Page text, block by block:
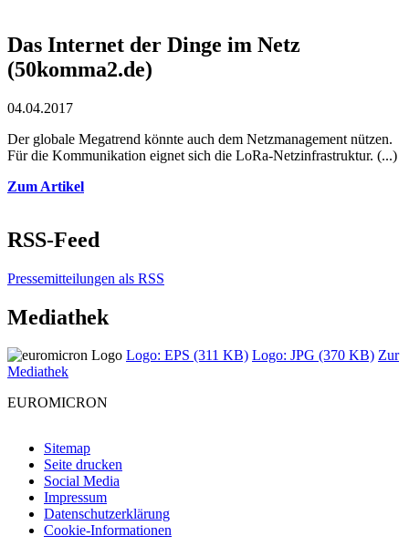
Das Internet der Dinge im Netz
(50komma2.de)
04.04.2017
Der globale Megatrend könnte auch dem Netzmanagement nützen.
Für die Kommunikation eignet sich die LoRa-Netzinfrastruktur. (...)
Zum Artikel
RSS-Feed
Pressemitteilungen als RSS
Mediathek
Logo: EPS (311 KB) Logo: JPG (370 KB) Zur
Mediathek
EUROMICRON
Sitemap
Seite drucken
Social Media
Impressum
Datenschutzerklärung
Cookie-Informationen